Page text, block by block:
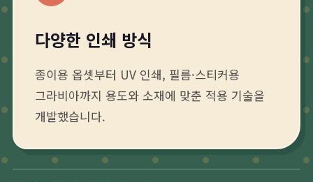
다양한 인쇄 방식
종이용 옵셋부터 UV 인쇄, 필름·스티커용
그라비아까지 용도와 소재에 맞춘 적용 기술을
개발했습니다.